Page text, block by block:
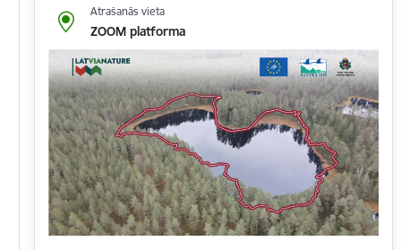
Atrašanās vieta
ZOOM platforma